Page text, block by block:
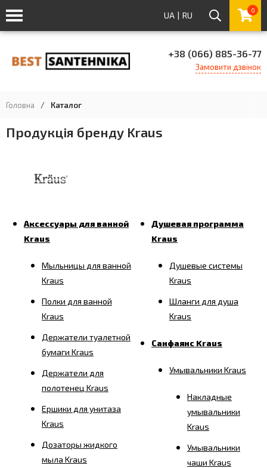
UA | RU 0
+38 (066) 885-36-77
Замовити дзвінок
Головна / Каталог
Продукція бренду Kraus
Аксессуары для ванной
Kraus
Мыльницы для ванной
Kraus
Полки для ванной
Kraus
Держатели туалетной
бумаги Kraus
Держатели для
полотенец Kraus
Ершики для унитаза
Kraus
Дозаторы жидкого
мыла Kraus
Душевая программа
Kraus
Душевые системы
Kraus
Шланги для душа
Kraus
Санфаянс Kraus
Умывальники Kraus
Накладные
умывальники
Kraus
Умывальники
чаши Kraus